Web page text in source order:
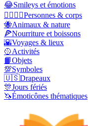
😂Smileys et émotions
👩‍❤️‍💋‍👨Personnes & corps
🐝Animaux & nature
🍕Nourriture et boissons
🌇Voyages & lieux
🥎Activités
📙Objets
💯Symboles
🇺🇸Drapeaux
🎊Jours fériés
🦄Émoticônes thématiques